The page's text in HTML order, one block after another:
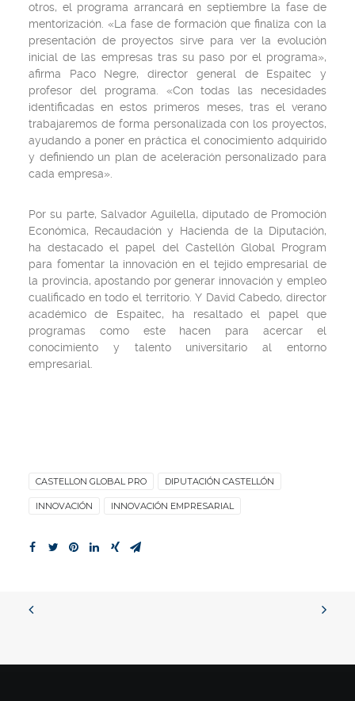
otros, el programa arrancará en septiembre la fase de
mentorización. «La fase de formación que finaliza con la
presentación de proyectos sirve para ver la evolución
inicial de las empresas tras su paso por el programa»,
afirma Paco Negre, director general de Espaitec y
profesor del programa. «Con todas las necesidades
identificadas en estos primeros meses, tras el verano
trabajaremos de forma personalizada con los proyectos,
ayudando a poner en práctica el conocimiento adquirido
y definiendo un plan de aceleración personalizado para
cada empresa».
Por su parte, Salvador Aguilella, diputado de Promoción
Económica, Recaudación y Hacienda de la Diputación,
ha destacado el papel del Castellón Global Program
para fomentar la innovación en el tejido empresarial de
la provincia, apostando por generar innovación y empleo
cualificado en todo el territorio. Y David Cabedo, director
académico de Espaitec, ha resaltado el papel que
programas como este hacen para acercar el
conocimiento y talento universitario al entorno
empresarial.
CASTELLON GLOBAL PRO DIPUTACIÓN CASTELLÓN
INNOVACIÓN INNOVACIÓN EMPRESARIAL